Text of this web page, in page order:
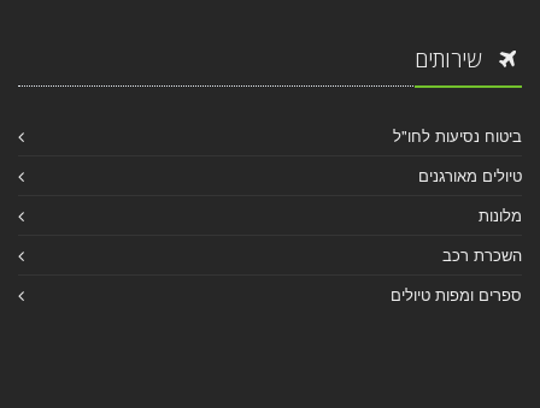
שירותים
ביטוח נסיעות לחו"ל
טיולים מאורגנים
מלונות
השכרת רכב
ספרים ומפות טיולים